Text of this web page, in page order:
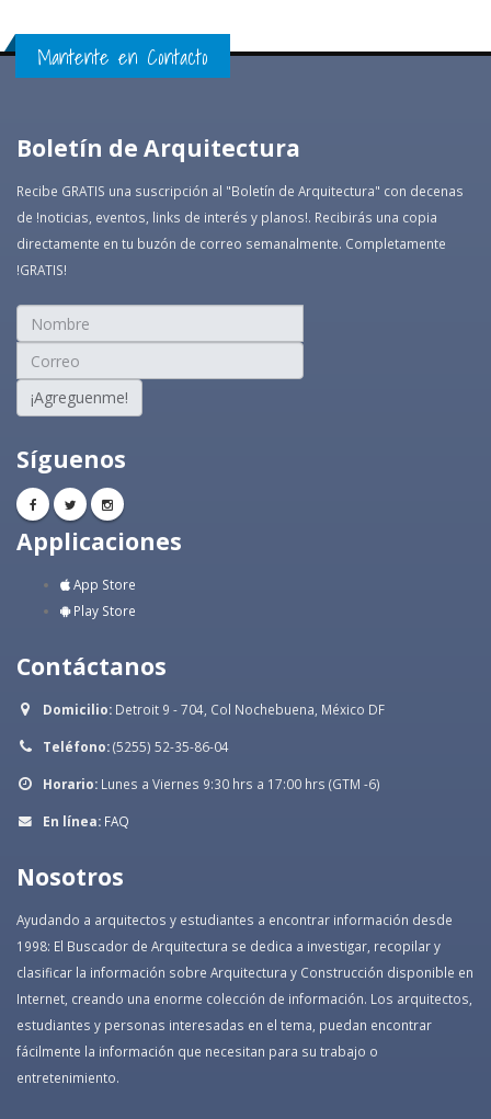
Mantente en Contacto
Boletín de Arquitectura
Recibe GRATIS una suscripción al "Boletín de Arquitectura" con decenas
de !noticias, eventos, links de interés y planos!. Recibirás una copia
directamente en tu buzón de correo semanalmente. Completamente
!GRATIS!
¡Agreguenme!
Síguenos
Applicaciones
App Store
Play Store
Contáctanos
Domicilio: Detroit 9 - 704, Col Nochebuena, México DF
Teléfono:(5255) 52-35-86-04
Horario: Lunes a Viernes 9:30 hrs a 17:00 hrs (GTM -6)
En línea: FAQ
Nosotros
Ayudando a arquitectos y estudiantes a encontrar información desde
1998: El Buscador de Arquitectura se dedica a investigar, recopilar y
clasificar la información sobre Arquitectura y Construcción disponible en
Internet, creando una enorme colección de información. Los arquitectos,
estudiantes y personas interesadas en el tema, puedan encontrar
fácilmente la información que necesitan para su trabajo o
entretenimiento.